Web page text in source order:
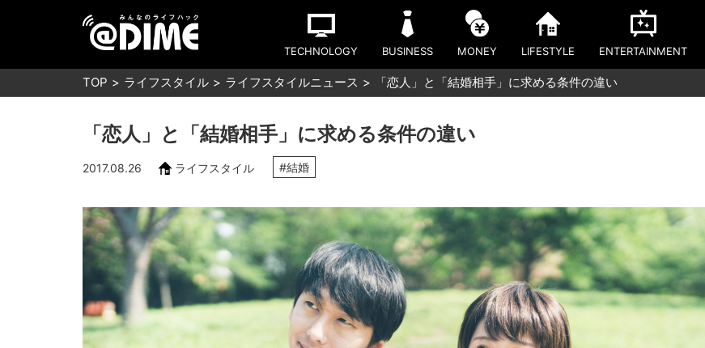
TECHNOLOGY BUSINESS MONEY LIFESTYLE ENTERTAINMENT
TOP ライフスタイル ライフスタイルニュース 「恋人」と「結婚相手」に求める条件の違い
「恋人」と「結婚相手」に求める条件の違い
2017.08.26 ライフスタイル #結婚